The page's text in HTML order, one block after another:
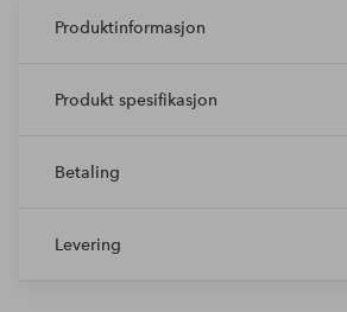
Produktinformasjon
Produkt spesifikasjon
Betaling
Levering